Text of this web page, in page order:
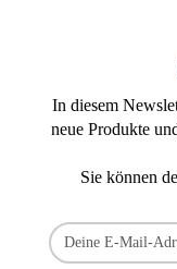
In diesem
neue Produkte
Sie können